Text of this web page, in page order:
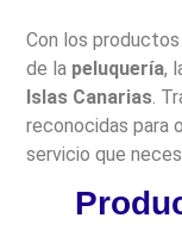
Con los
de la peluquería,
Islas Canarias.
reconocidas para
servicio que